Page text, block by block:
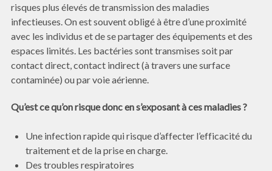
risques plus élevés de transmission des maladies
infectieuses. On est souvent obligé à être d’une proximité
avec les individus et de se partager des équipements et des
espaces limités. Les bactéries sont transmises soit par
contact direct, contact indirect (à travers une surface
contaminée) ou par voie aérienne.
Qu’est ce qu’on risque donc en s’exposant à ces maladies ?
Une infection rapide qui risque d’affecter l’efficacité du
traitement et de la prise en charge.
Des troubles respiratoires